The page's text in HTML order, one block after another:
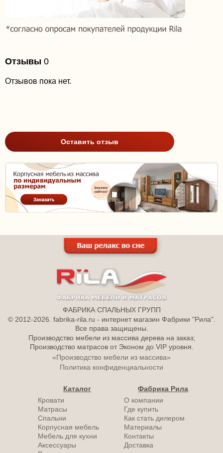
Отзывы 0
Отзывов пока нет.
Оставить отзыв
ФАБРИКА СПАЛЬНЫХ ГРУПП
© 2012-2026. fabrika-rila.ru - интернет магазин Фабрики "Рила".
Все права защищены.
Производство мебели из массива дерева на заказ;
Производство матрасов от Эконом до VIP уровня.
«Производство мебели из массива»
Политика конфиденциальности
Каталог
Кровати
Матрасы
Спальни
Корпусная мебель
Мебель для кухни
Аксессуары
Фабрика Рила
О компании
Где купить
Как стать дилером
Материалы
Контакты
Доставка